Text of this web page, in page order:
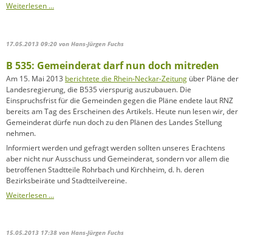
Weiterlesen …
17.05.2013 09:20 von Hans-Jürgen Fuchs
B 535: Gemeinderat darf nun doch mitreden
Am 15. Mai 2013 berichtete die Rhein-Neckar-Zeitung über Pläne der
Landesregierung, die B535 vierspurig auszubauen. Die
Einspruchsfrist für die Gemeinden gegen die Pläne endete laut RNZ
bereits am Tag des Erscheinen des Artikels. Heute nun lesen wir, der
Gemeinderat dürfe nun doch zu den Plänen des Landes Stellung
nehmen.
Informiert werden und gefragt werden sollten unseres Erachtens
aber nicht nur Ausschuss und Gemeinderat, sondern vor allem die
betroffenen Stadtteile Rohrbach und Kirchheim, d. h. deren
Bezirksbeiräte und Stadtteilvereine.
Weiterlesen …B
nun
15.05.2013 17:38 von Hans-Jürgen Fuchs